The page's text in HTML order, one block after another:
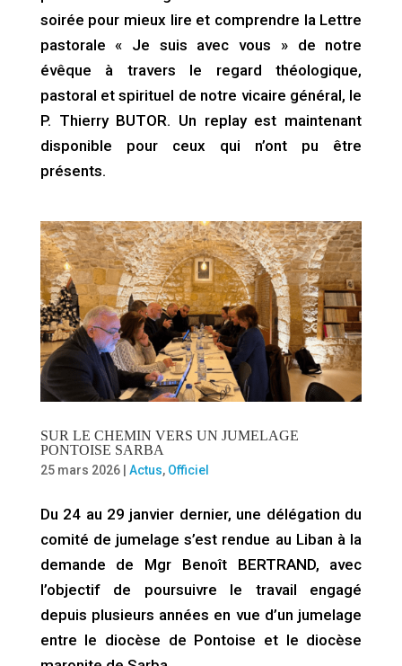
soirée pour mieux lire et comprendre la Lettre
pastorale « Je suis avec vous » de notre
évêque à travers le regard théologique,
pastoral et spirituel de notre vicaire général, le
P. Thierry BUTOR. Un replay est maintenant
disponible pour ceux qui n’ont pu être
présents.
SUR LE CHEMIN VERS UN JUMELAGE
PONTOISE SARBA
25 mars 2026| Actus, Officiel
Du 24 au 29 janvier dernier, une délégation du
comité de jumelage s’est rendue au Liban à la
demande de Mgr Benoît BERTRAND, avec
l’objectif de poursuivre le travail engagé
depuis plusieurs années en vue d’un jumelage
entre le diocèse de Pontoise et le diocèse